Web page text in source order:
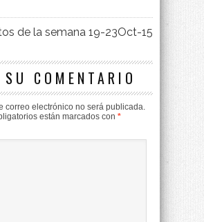
de la semana 19-23Oct-15
SU COMENTARIO
correo electrónico no será publicada.
están marcados con *